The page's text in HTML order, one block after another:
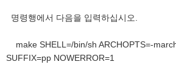
명령행에서 다음을 입력하십시오.
make SHELL=/bin/sh ARCHOPTS=-
SUFFIX=pp NOWERROR=1